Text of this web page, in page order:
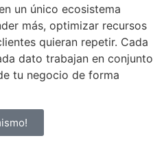
un único ecosistema
más, optimizar recursos
quieran repetir. Cada
dato trabajan en conjunto
tu negocio de forma